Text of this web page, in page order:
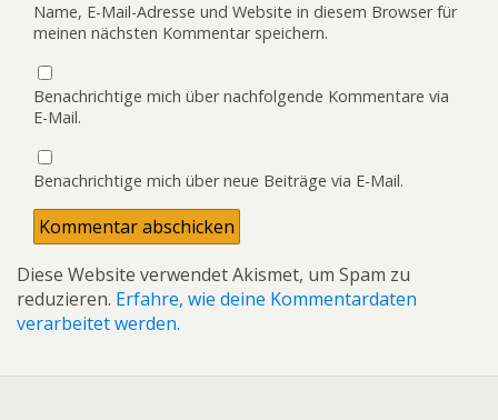
Name, E-Mail-Adresse und Website in diesem Browser für
meinen nächsten Kommentar speichern.
Benachrichtige mich über nachfolgende Kommentare via
E-Mail.
Benachrichtige mich über neue Beiträge via E-Mail.
Diese Website verwendet Akismet, um Spam zu
reduzieren. Erfahre, wie deine Kommentardaten
verarbeitet werden.